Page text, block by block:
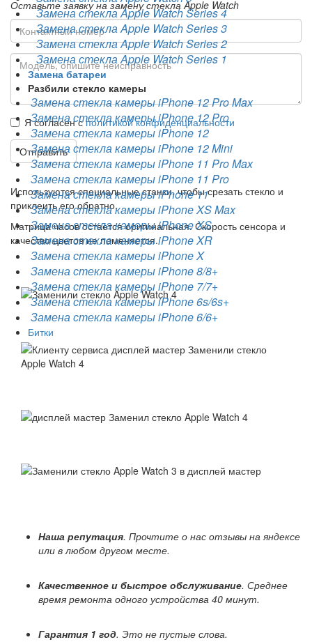
Замена стекла Apple Watch Series 4
Замена стекла Apple Watch Series 3
Замена стекла Apple Watch Series 2
Замена стекла Apple Watch Series 1
Замена батареи
Разбили стекло камеры
Замена стекла камеры iPhone 12 Pro Max
Замена стекла камеры iPhone 12 Pro
Замена стекла камеры iPhone 12
Замена стекла камеры iPhone 12 Mini
Замена стекла камеры iPhone 11 Pro Max
Замена стекла камеры iPhone 11 Pro
Замена стекла камеры iPhone 11
Замена стекла камеры iPhone XS Max
Замена стекла камеры iPhone XS
Замена стекла камеры iPhone XR
Замена стекла камеры iPhone X
Замена стекла камеры iPhone 8/8+
Замена стекла камеры iPhone 7/7+
Замена стекла камеры iPhone 6s/6s+
Замена стекла камеры iPhone 6/6+
Битки
Оставьте заявку на замену стекла Apple Watch
Я согласен сполитикой конфиденциальности
Отправить
Используются специальные станки, чтобы срезать стекло и
приклеить его обратно.
Матрица часов остается оригинальная. Скорость сенсора и
качество цветов не поменяется.
Наша репутация. Прочтите о нас отзывы на яндексе
или в любом другом месте.
Качественное и быстрое обслуживание. Среднее
время ремонта одного устройства 40 минут.
Гарантия 1 год. Это не пустые слова.